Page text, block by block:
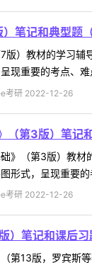
笔记和典型题
版）教材的学习辅
现重要的考点、
考研 2022-12-26
（第3版）笔记
》（第3版）教
形式，呈现重要
考研 2022-12-26
）笔记和课后
第13版，罗宾斯